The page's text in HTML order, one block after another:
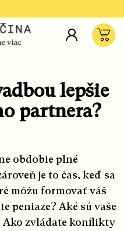
lepšie
partnera?
obdobie plné
je to čas, keď sa
môžu formovať váš
peniaze? Aké sú vaše
zvládate konflikty